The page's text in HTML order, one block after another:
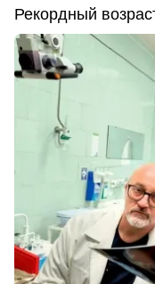
Рекордный